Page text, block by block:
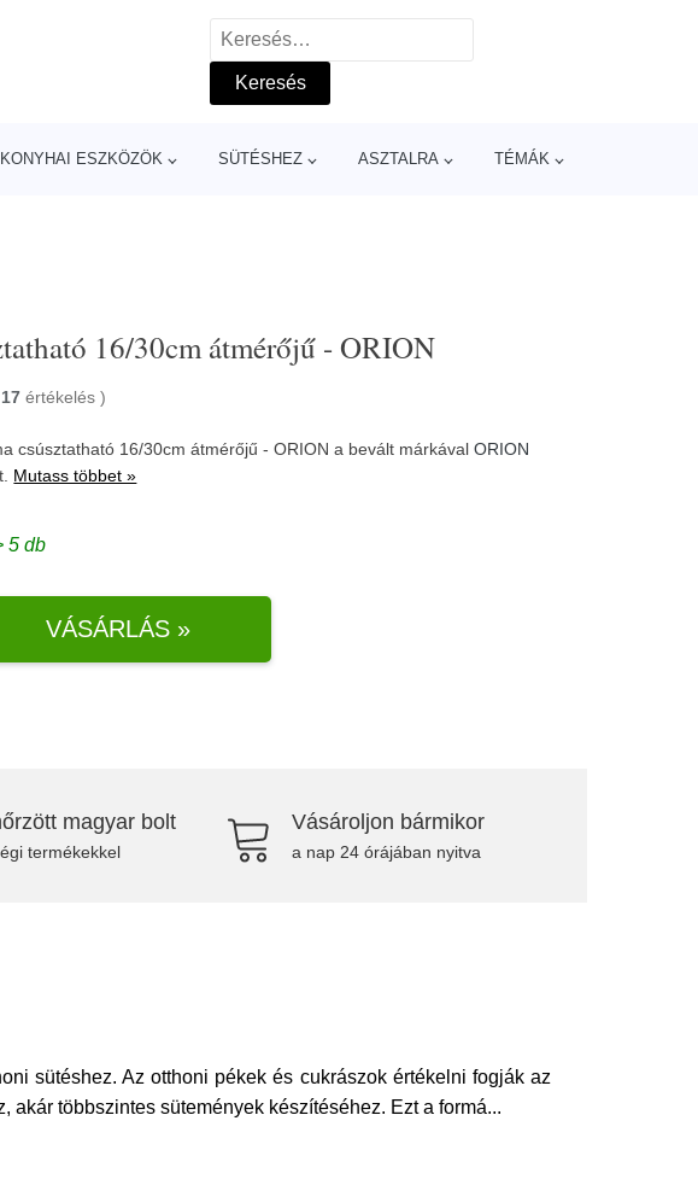
Keresés:
KONYHAI ESZKÖZÖK SÜTÉSHEZ ASZTALRA TÉMÁK
16/30cm átmérőjű - ORION
17 értékelés)
csúsztatható 16/30cm átmérőjű - ORION a bevált márkávalORION
Mutass többet »
5 db
VÁSÁRLÁS »
magyar bolt
termékekkel
Vásároljon bármikor
a nap 24 órájában nyitva
sütéshez. Az otthoni pékek és cukrászok értékelni fogják az
akár többszintes sütemények készítéséhez. Ezt a formá...